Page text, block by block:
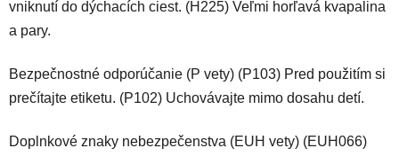
vniknutí do dýchacích ciest. (H225) Veľmi horľavá kvapalina
a pary.
Bezpečnostné odporúčanie (P vety) (P103) Pred použitím si
prečítajte etiketu. (P102) Uchovávajte mimo dosahu detí.
Doplnkové znaky nebezpečenstva (EUH vety) (EUH066)